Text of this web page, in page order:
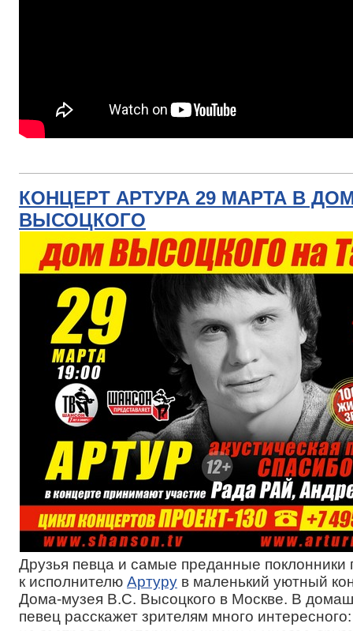
КОНЦЕРТ АРТУРА 29 МАРТА В
ВЫСОЦКОГО
Друзья певца и самые преданные поклонники
к исполнителю Артуру в маленький уютный
Дома-музея В.С. Высоцкого в Москве. В
певец расскажет зрителям много